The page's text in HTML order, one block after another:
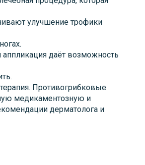
улучшение трофики
даёт возможность
Противогрибковые
медикаментозную и
дерматолога и